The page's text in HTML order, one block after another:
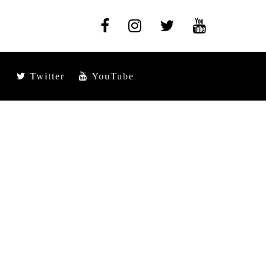
Twitter YouTube